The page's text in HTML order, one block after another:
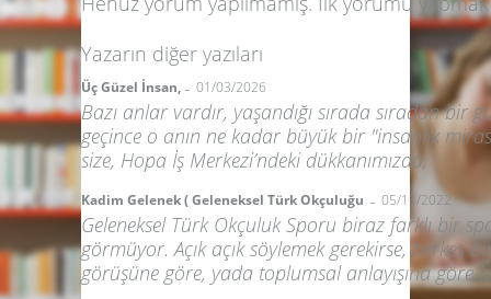
Yazarın diğer yazıları
Üç Güzel İnsan, - 01/03/2026
Bazı anlar vardır, yaşandığı sırada sıradan bir
geçince o anın ne kadar büyük bir "insanlık
size, Hopa İş Merkezi’ndeki dükkanımızda,
Kadim Gelenek ( Geleneksel Türk Okçuluğu - 05/11/2022
Geleneksel Türk Okçuluk Sporu biraz farklı bir
görmüyor. Açık açık söylemek gerekirse, herkes
görüşüne göre, yada toplumsal anlayışına göre